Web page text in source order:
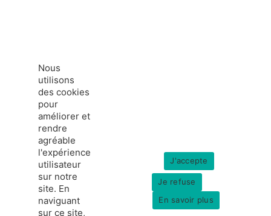
Nous
utilisons
des cookies
pour
améliorer et
rendre
agréable
l'expérience
utilisateur
sur notre
site. En
naviguant
sur ce site,
J'accepte
Je refuse
En savoir plus